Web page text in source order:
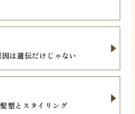
は遺伝だけじゃない
型とスタイリング